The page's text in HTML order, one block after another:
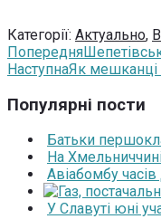
Категорії: Актуально,
Попередня
НаступнаЯк мешканці
Популярні пости
Батьки
На
Авіабомбу
У Славуті юні